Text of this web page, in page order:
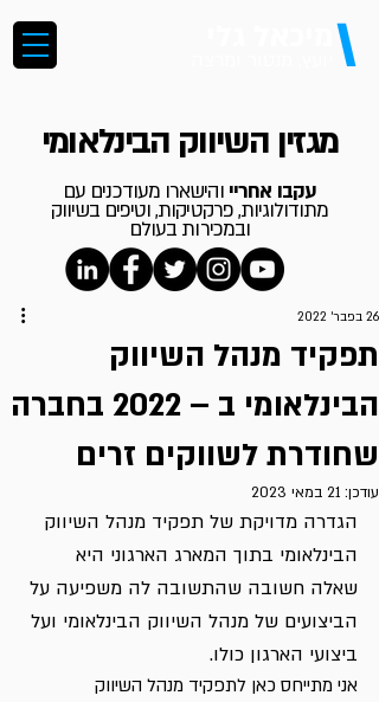
\
מגזין השיווק הבינלאומי
עקבו אחריי והישארו מעודכנים עם
מתודולוגיות, פרקטיקות, וטיפים בשיווק
ובמכירות בעולם
תפקיד מנהל השיווק
הבינלאומי ב – 2022 בחברה
שחודרת לשווקים זרים
26 בפבר׳ 2022
עודכן: 21 במאי 2023
הגדרה מדויקת של תפקיד מנהל השיווק
הבינלאומי בתוך המארג הארגוני היא
שאלה חשובה שהתשובה לה משפיעה על
הביצועים של מנהל השיווק הבינלאומי ועל
ביצועי הארגון כולו.
אני מתייחס כאן לתפקיד מנהל השיווק